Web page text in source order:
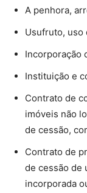
A penhora,
Usufruto, uso
Incorporação
Instituição e
Contrato de
imóveis não
de cessão,
Contrato de
de cessão de
incorporada